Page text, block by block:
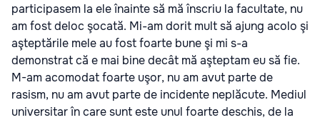
participasem la ele înainte să mă înscriu la facultate, nu
am fost deloc şocată. Mi-am dorit mult să ajung acolo şi
aşteptările mele au fost foarte bune şi mi s-a
demonstrat că e mai bine decât mă aşteptam eu să fie.
M-am acomodat foarte uşor, nu am avut parte de
rasism, nu am avut parte de incidente neplăcute. Mediul
universitar în care sunt este unul foarte deschis, de la